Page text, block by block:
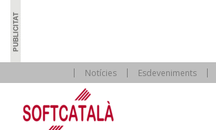
Notícies Esdeveniments